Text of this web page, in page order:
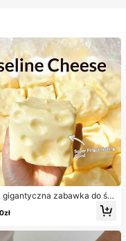
gigantyczna zabawka do ści
w kształcie sera z nadzienie
piłka serowa do ści
odbijanie, obudowa z T